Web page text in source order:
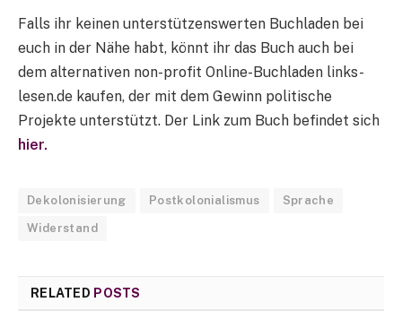
Falls ihr keinen unterstützenswerten Buchladen bei
euch in der Nähe habt, könnt ihr das Buch auch bei
dem alternativen non-profit Online-Buchladen links-
lesen.de kaufen, der mit dem Gewinn politische
Projekte unterstützt. Der Link zum Buch befindet sich
hier.
Dekolonisierung Postkolonialismus Sprache
Widerstand
RELATED POSTS